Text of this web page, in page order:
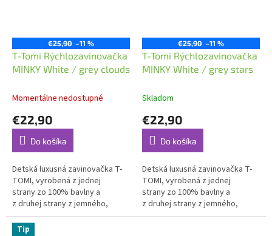
€25,90 –11 %
T-Tomi Rýchlozavinovačka
MINKY White / grey clouds
Momentálne nedostupné
€22,90
Do košíka
Detská luxusná zavinovačka T-
TOMI, vyrobená z jednej
strany zo 100% bavlny a
z druhej strany z jemného,
hrejivého a luxusného materiálu
MINKY.
€25,90 –11 %
T-Tomi Rýchlozavinovačka
MINKY White / grey stars
Skladom
€22,90
Do košíka
Detská luxusná zavinovačka T-
TOMI, vyrobená z jednej
strany zo 100% bavlny a
z druhej strany z jemného,
hrejivého a luxusného materiálu
Tip